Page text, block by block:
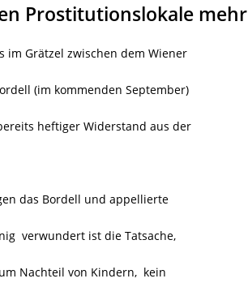
Prostitutionslokale mehr
im Grätzel zwischen dem Wiener
(im kommenden September)
heftiger Widerstand aus der
das Bordell und appellierte
verwundert ist die Tatsache,
Nachteil von Kindern, kein